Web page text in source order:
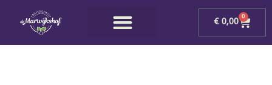
€0,00 0